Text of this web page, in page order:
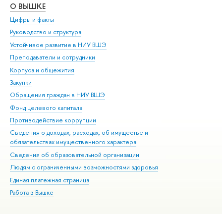
О ВЫШКЕ
Цифры и факты
Руководство и структура
Устойчивое развитие в НИУ ВШЭ
Преподаватели и сотрудники
Корпуса и общежития
Закупки
Обращения граждан в НИУ ВШЭ
Фонд целевого капитала
Противодействие коррупции
Сведения о доходах, расходах, об имуществе и
обязательствах имущественного характера
Сведения об образовательной организации
Людям с ограниченными возможностями здоровья
Единая платежная страница
Работа в Вышке